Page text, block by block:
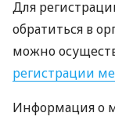
Для
обратиться в
можно
регистрации
Информация о